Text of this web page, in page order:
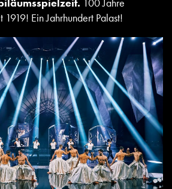
1919! Ein Jahrhundert Palast!